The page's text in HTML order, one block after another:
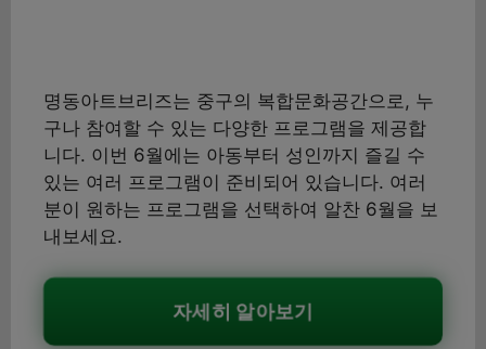
명동아트브리즈는 중구의 복합문화공간으로, 누
구나 참여할 수 있는 다양한 프로그램을 제공합
니다. 이번 6월에는 아동부터 성인까지 즐길 수
있는 여러 프로그램이 준비되어 있습니다. 여러
분이 원하는 프로그램을 선택하여 알찬 6월을 보
내보세요.
자세히 알아보기